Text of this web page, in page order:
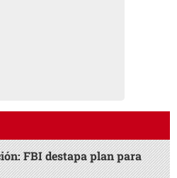
FBI destapa plan para